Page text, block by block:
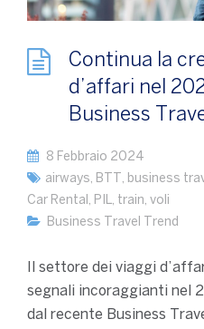
Continua la
d’affari nel
Business
8 Febbraio 2024
airways, BTT , business
Car Rental , PIL, train, voli
Business Travel Trend
Il settore dei viaggi
segnali incoraggianti nel
dal recente Business